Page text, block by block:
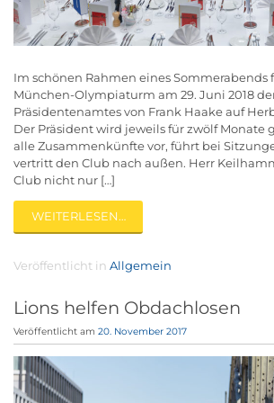
Im schönen Rahmen eines Sommerabends
München-Olympiaturm am 29. Juni 2018
Präsidentenamtes von Frank Haake auf
Der Präsident wird jeweils für zwölf Monate
alle Zusammenkünfte vor, führt bei
vertritt den Club nach außen. Herr
Club nicht nur […]
WEITERLESEN…
Veröffentlicht in Allgemein
Lions helfen Obdachlosen
Veröffentlicht am 20. November 2017